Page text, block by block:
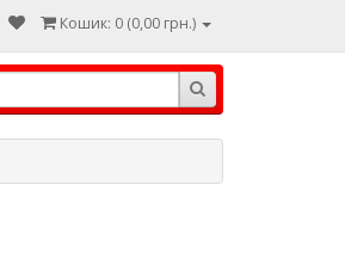
Кошик: 0 (0,00 грн.)